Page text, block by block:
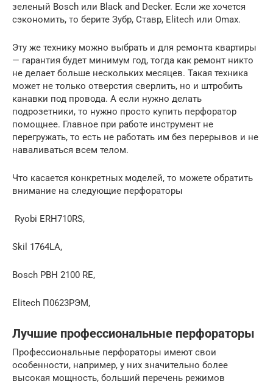
зеленый Bosch или Black and Decker. Если же хочется
сэкономить, то берите Зубр, Ставр, Elitech или Omax.
Эту же технику можно выбрать и для ремонта квартиры
— гарантия будет минимум год, тогда как ремонт никто
не делает больше нескольких месяцев. Такая техника
может не только отверстия сверлить, но и штробить
канавки под провода. А если нужно делать
подрозетники, то нужно просто купить перфоратор
помощнее. Главное при работе инструмент не
перегружать, то есть не работать им без перерывов и не
наваливаться всем телом.
Что касается конкретных моделей, то можете обратить
внимание на следующие перфораторы
Ryobi ERH710RS,
Skil 1764LA,
Bosch PBH 2100 RE,
Elitech П0623РЭМ,
Лучшие профессиональные перфораторы
Профессиональные перфораторы имеют свои
особенности, например, у них значительно более
высокая мощность, больший перечень режимов